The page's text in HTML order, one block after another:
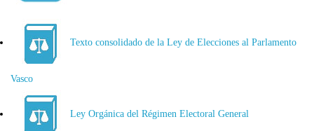
Texto consolidado de la Ley de Elecciones al Parlamento
Vasco
Ley Orgánica del Régimen Electoral General